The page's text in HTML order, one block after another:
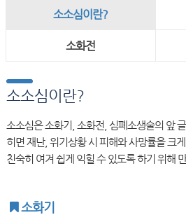
소소심이란?
소화전
소소심이란?
소소심은 소화기, 소화전, 심폐소생술의 앞
히면 재난, 위기상황 시 피해와 사망률을 크
친숙히 여겨 쉽게 익힐 수 있도록 하기 위해
소화기